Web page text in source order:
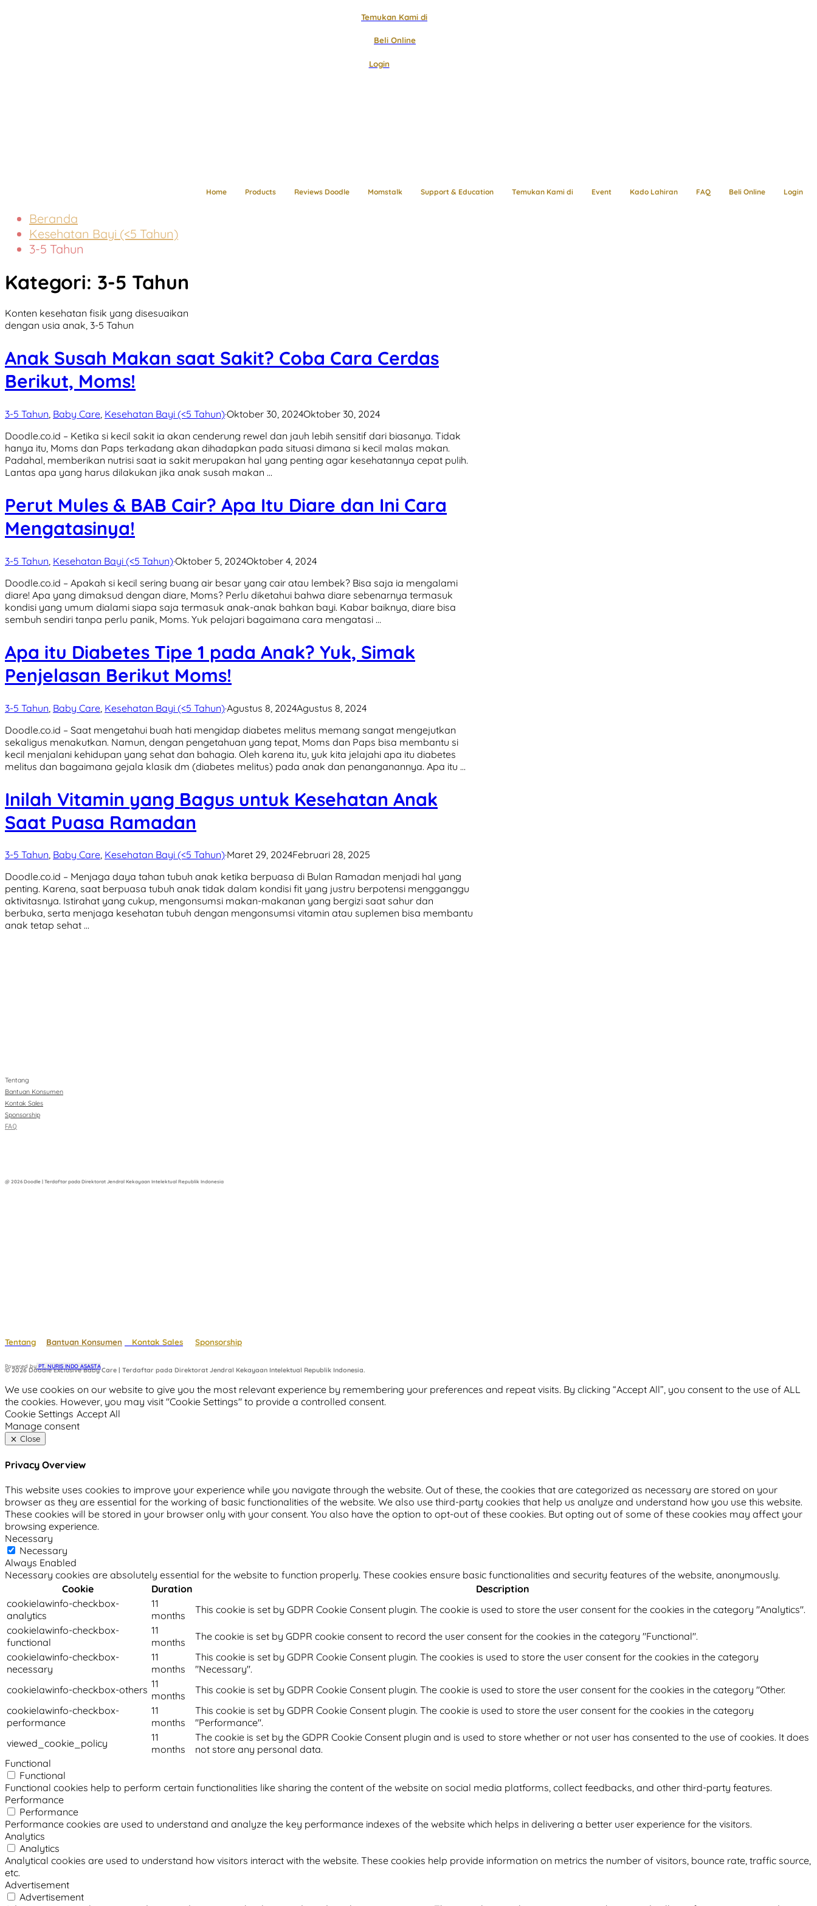
Temukan Kami di
Beli Online
Login
Home Products Reviews Doodle Momstalk Support & Education Temukan Kami di Event Kado Lahiran FAQ Beli Online Login
Beranda
Kesehatan Bayi (<5 Tahun)
3-5 Tahun
Kategori: 3-5 Tahun
Konten kesehatan fisik yang disesuaikan
dengan usia anak, 3-5 Tahun
Anak Susah Makan saat Sakit? Coba Cara Cerdas
Berikut, Moms!
3-5 Tahun, Baby Care, Kesehatan Bayi (<5 Tahun)·Oktober 30, 2024Oktober 30, 2024
Doodle.co.id – Ketika si kecil sakit ia akan cenderung rewel dan jauh lebih sensitif dari biasanya. Tidak
hanya itu, Moms dan Paps terkadang akan dihadapkan pada situasi dimana si kecil malas makan.
Padahal, memberikan nutrisi saat ia sakit merupakan hal yang penting agar kesehatannya cepat pulih.
Lantas apa yang harus dilakukan jika anak susah makan …
Perut Mules & BAB Cair? Apa Itu Diare dan Ini Cara
Mengatasinya!
3-5 Tahun Kesehatan Bayi (<5 Tahun)·Oktober 5, 2024Oktober 4, 2024
Doodle.co.id – Apakah si kecil sering buang air besar yang cair atau lembek? Bisa saja ia mengalami
diare! Apa yang dimaksud dengan diare, Moms? Perlu diketahui bahwa diare sebenarnya termasuk
kondisi yang umum dialami siapa saja termasuk anak-anak bahkan bayi. Kabar baiknya, diare bisa
sembuh sendiri tanpa perlu panik, Moms. Yuk pelajari bagaimana cara mengatasi …
Apa itu Diabetes Tipe 1 pada Anak? Yuk, Simak
Penjelasan Berikut Moms!
3-5 Tahun Baby Care Kesehatan Bayi (<5 Tahun)·Agustus 8, 2024Agustus 8, 2024
Doodle.co.id – Saat mengetahui buah hati mengidap diabetes melitus memang sangat mengejutkan
sekaligus menakutkan. Namun, dengan pengetahuan yang tepat, Moms dan Paps bisa membantu si
kecil menjalani kehidupan yang sehat dan bahagia. Oleh karena itu, yuk kita jelajahi apa itu diabetes
melitus dan bagaimana gejala klasik dm (diabetes melitus) pada anak dan penanganannya. Apa itu …
Inilah Vitamin yang Bagus untuk Kesehatan Anak
Saat Puasa Ramadan
3-5 Tahun, Baby Care, Kesehatan Bayi (<5 Tahun)·Maret 29, 2024Februari 28, 2025
Doodle.co.id – Menjaga daya tahan tubuh anak ketika berpuasa di Bulan Ramadan menjadi hal yang
penting. Karena, saat berpuasa tubuh anak tidak dalam kondisi fit yang justru berpotensi mengganggu
aktivitasnya. Istirahat yang cukup, mengonsumsi makan-makanan yang bergizi saat sahur dan
berbuka, serta menjaga kesehatan tubuh dengan mengonsumsi vitamin atau suplemen bisa membantu
anak tetap sehat …
Tentang
Bantuan Konsumen
Kontak Sales
Sponsorship
FAQ
@ 2026 Doodle | Terdaftar pada Direktorat Jendral Kekayaan Intelektual Republik Indonesia
Tentang Bantuan Konsumen Kontak Sales Sponsorship
© 2026 Doodle Exclusive Baby Care | Terdaftar pada Direktorat Jendral Kekayaan Intelektual Republik Indonesia.
Powered by PT. NURIS INDO ASASTA
We use cookies on our website to give you the most relevant experience by remembering your preferences and repeat visits. By clicking “Accept All”, you consent to the use of ALL
the cookies. However, you may visit "Cookie Settings" to provide a controlled consent.
Cookie Settings Accept All
Manage consent
Close
Privacy Overview
This website uses cookies to improve your experience while you navigate through the website. Out of these, the cookies that are categorized as necessary are stored on your
browser as they are essential for the working of basic functionalities of the website. We also use third-party cookies that help us analyze and understand how you use this website.
These cookies will be stored in your browser only with your consent. You also have the option to opt-out of these cookies. But opting out of some of these cookies may affect your
browsing experience.
Necessary
Necessary
Always Enabled
Necessary cookies are absolutely essential for the website to function properly. These cookies ensure basic functionalities and security features of the website, anonymously.
Cookie
Duration
Description
cookielawinfo-checkbox-
analytics
11
months
This cookie is set by GDPR Cookie Consent plugin. The cookie is used to store the user consent for the cookies in the category "Analytics".
cookielawinfo-checkbox-
functional
11
months
The cookie is set by GDPR cookie consent to record the user consent for the cookies in the category "Functional".
cookielawinfo-checkbox-
necessary
11
months
This cookie is set by GDPR Cookie Consent plugin. The cookies is used to store the user consent for the cookies in the category
"Necessary".
cookielawinfo-checkbox-others 11
months
This cookie is set by GDPR Cookie Consent plugin. The cookie is used to store the user consent for the cookies in the category "Other.
cookielawinfo-checkbox-
performance
11
months
This cookie is set by GDPR Cookie Consent plugin. The cookie is used to store the user consent for the cookies in the category
"Performance".
viewed_cookie_policy
11
months
The cookie is set by the GDPR Cookie Consent plugin and is used to store whether or not user has consented to the use of cookies. It does
not store any personal data.
Functional
Functional
Functional cookies help to perform certain functionalities like sharing the content of the website on social media platforms, collect feedbacks, and other third-party features.
Performance
Performance
Performance cookies are used to understand and analyze the key performance indexes of the website which helps in delivering a better user experience for the visitors.
Analytics
Analytics
Analytical cookies are used to understand how visitors interact with the website. These cookies help provide information on metrics the number of visitors, bounce rate, traffic source,
etc.
Advertisement
Advertisement